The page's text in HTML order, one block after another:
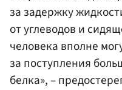
за задержку
от углеводов и
человека вполне
за поступления
белка», –